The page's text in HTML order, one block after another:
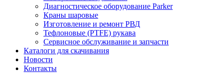
Диагностическое оборудование Parker
Краны шаровые
Изготовление и ремонт РВД
Тефлоновые (PTFE) рукава
Сервисное обслуживание и запчасти
Каталоги для скачивания
Новости
Контакты